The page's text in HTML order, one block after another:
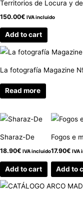
Territorios de Locura y
150.00€ IVA incluido
Add to cart
La fotografía Magazine
Read more
Sharaz-De
18.90€ IVA incluido
Add to cart
Fogos e
17.90€ IVA
Add to